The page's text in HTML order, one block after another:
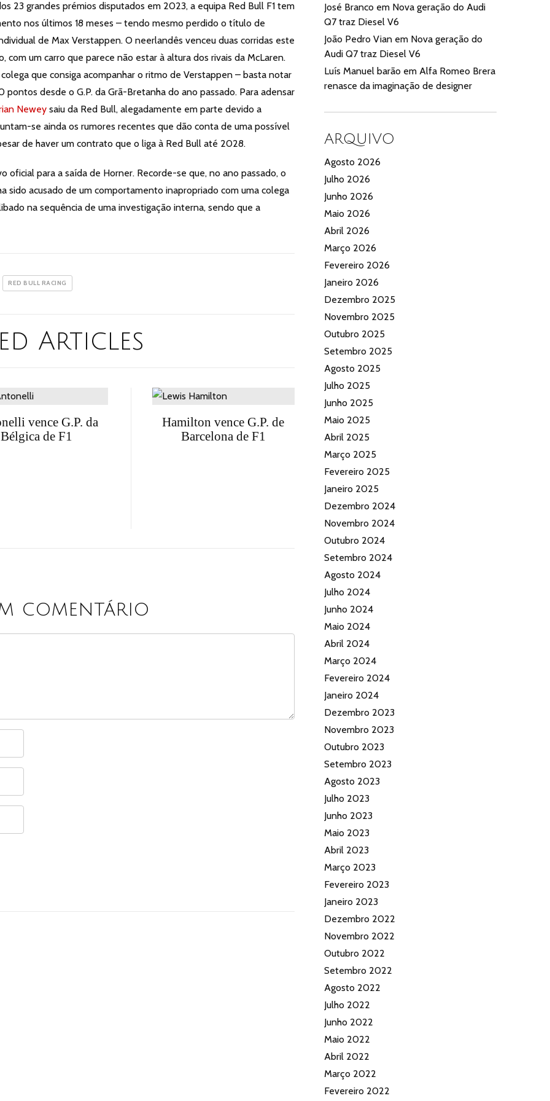
23 grandes prémios disputados em 2023, a equipa Red Bull F1 tem
nos últimos 18 meses – tendo mesmo perdido o título de
de Max Verstappen. O neerlandês venceu duas corridas este
com um carro que parece não estar à altura dos rivais da McLaren.
que consiga acompanhar o ritmo de Verstappen – basta notar
desde o G.P. da Grã-Bretanha do ano passado. Para adensar
Newey saiu da Red Bull, alegadamente em parte devido a
se ainda os rumores recentes que dão conta de uma possível
de haver um contrato que o liga à Red Bull até 2028.
oficial para a saída de Horner. Recorde-se que, no ano passado, o
sido acusado de um comportamento inapropriado com uma colega
na sequência de uma investigação interna, sendo que a
RED BULL RACING
Articles
vence G.P. da
Bélgica de F1
Hamilton vence G.P. de
Barcelona de F1
comentário
José Branco em Nova geração do Audi
Q7 traz Diesel V6
João Pedro Vian em Nova geração do
Audi Q7 traz Diesel V6
Luís Manuel barão emAlfa Romeo Brera
renasce da imaginação de designer
ARQUIVO
Agosto 2026
Julho 2026
Junho 2026
Maio 2026
Abril 2026
Março 2026
Fevereiro 2026
Janeiro 2026
Dezembro 2025
Novembro 2025
Outubro 2025
Setembro 2025
Agosto 2025
Julho 2025
Junho 2025
Maio 2025
Abril 2025
Março 2025
Fevereiro 2025
Janeiro 2025
Dezembro 2024
Novembro 2024
Outubro 2024
Setembro 2024
Agosto 2024
Julho 2024
Junho 2024
Maio 2024
Abril 2024
Março 2024
Fevereiro 2024
Janeiro 2024
Dezembro 2023
Novembro 2023
Outubro 2023
Setembro 2023
Agosto 2023
Julho 2023
Junho 2023
Maio 2023
Abril 2023
Março 2023
Fevereiro 2023
Janeiro 2023
Dezembro 2022
Novembro 2022
Outubro 2022
Setembro 2022
Agosto 2022
Julho 2022
Junho 2022
Maio 2022
Abril 2022
Março 2022
Fevereiro 2022